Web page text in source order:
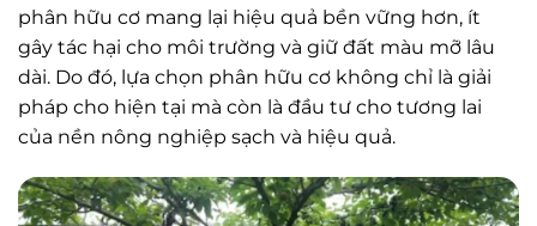
phân hữu cơ mang lại hiệu quả bền vững hơn, ít
gây tác hại cho môi trường và giữ đất màu mỡ lâu
dài. Do đó, lựa chọn phân hữu cơ không chỉ là giải
pháp cho hiện tại mà còn là đầu tư cho tương lai
của nền nông nghiệp sạch và hiệu quả.